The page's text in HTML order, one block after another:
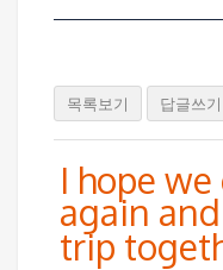
목록보기 답글쓰기
I hope
again
trip